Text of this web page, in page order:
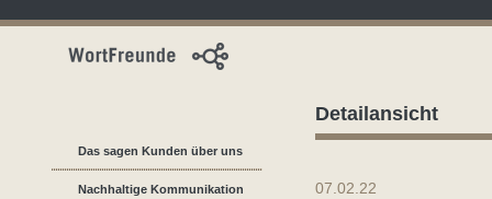
Das sagen Kunden über uns
Nachhaltige Kommunikation
Detailansicht
07.02.22